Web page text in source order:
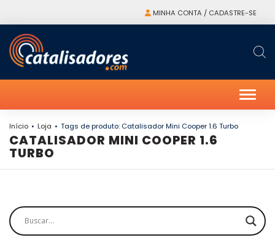
MINHA CONTA / CADASTRE-SE
Início Loja Tags de produto: Catalisador Mini Cooper 1.6 Turbo
CATALISADOR MINI COOPER 1.6
TURBO